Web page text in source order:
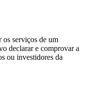
os serviços de um
declarar e comprovar a
ou investidores da